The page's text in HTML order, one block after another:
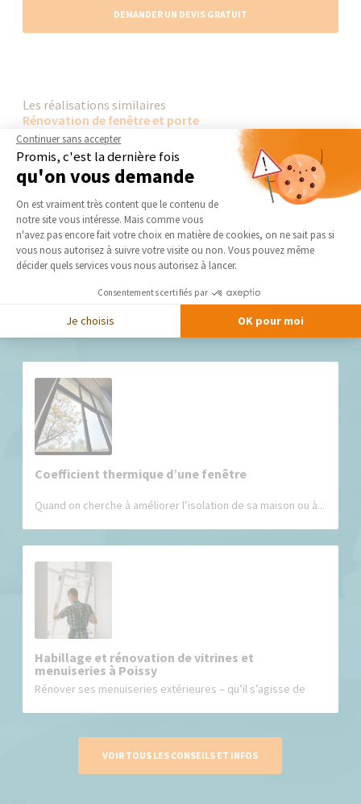
DEMANDER UN DEVIS GRATUIT
Les réalisations similaires
Rénovation de fenêtre et porte
Nos derniers conseils et actus
Coefficient thermique d’une fenêtre
Quand on cherche à améliorer l’isolation de sa maison ou à...
Habillage et rénovation de vitrines et
menuiseries à Poissy
Rénover ses menuiseries extérieures – qu’il s’agisse de
VOIR TOUS LES CONSEILS ET INFOS
Continuer sans accepter
Promis, c'est la dernière fois
qu'on vous demande
Plateforme de Gestion du
On est vraiment très content que le contenu de
notre site vous intéresse. Mais comme vous
n'avez pas encore fait votre choix en matière de cookies, on ne sait pas si
vous nous autorisez à suivre votre visite ou non. Vous pouvez même
décider quels services vous nous autorisez à lancer.
Consentements certifiés par
Je choisis OK pour moi
Axeptio consent